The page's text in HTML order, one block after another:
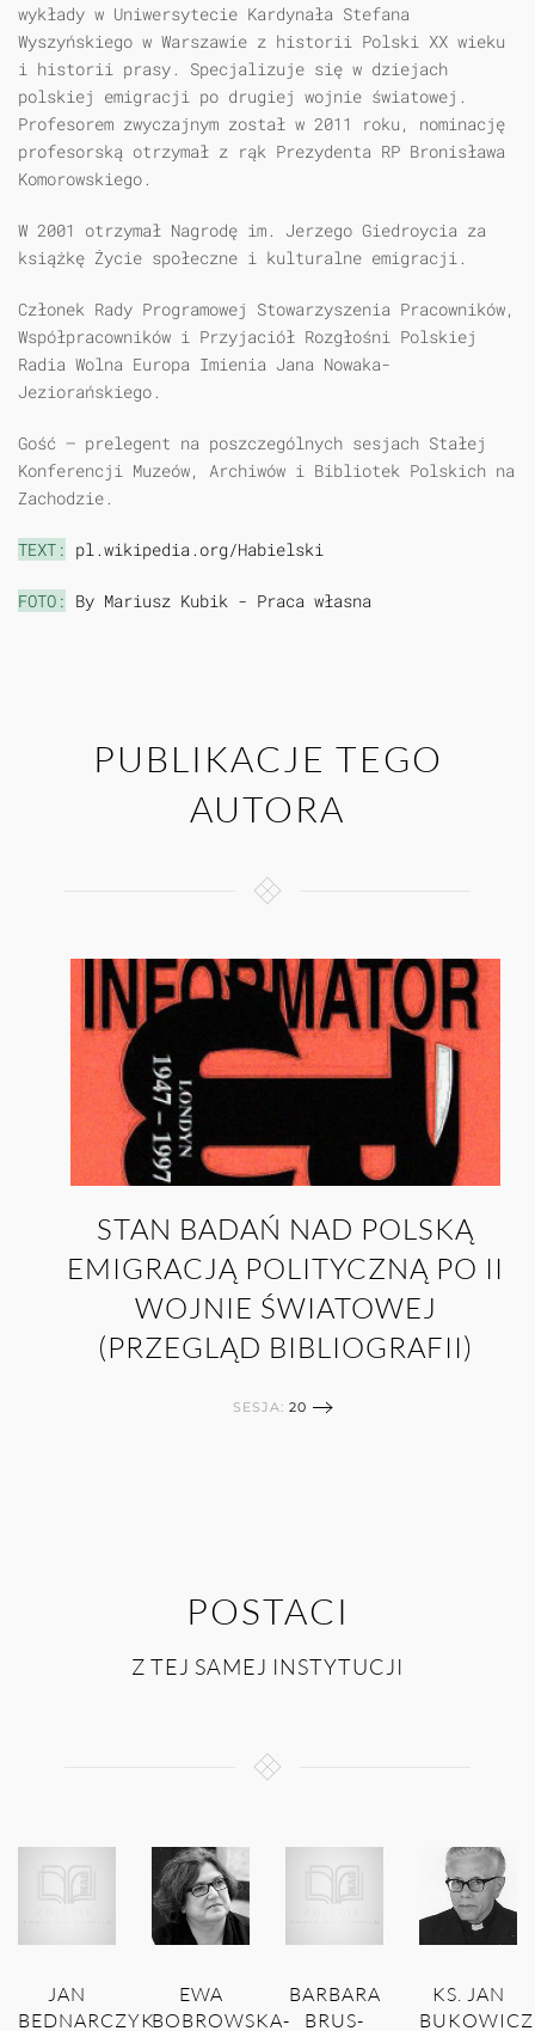
wykłady w Uniwersytecie Kardynała Stefana
Wyszyńskiego w Warszawie z historii Polski XX wieku
i historii prasy. Specjalizuje się w dziejach
polskiej emigracji po drugiej wojnie światowej.
Profesorem zwyczajnym został w 2011 roku, nominację
profesorską otrzymał z rąk Prezydenta RP Bronisława
Komorowskiego.
W 2001 otrzymał Nagrodę im. Jerzego Giedroycia za
książkę Życie społeczne i kulturalne emigracji.
Członek Rady Programowej Stowarzyszenia Pracowników,
Współpracowników i Przyjaciół Rozgłośni Polskiej
Radia Wolna Europa Imienia Jana Nowaka-
Jeziorańskiego.
Gość – prelegent na poszczególnych sesjach Stałej
Konferencji Muzeów, Archiwów i Bibliotek Polskich na
Zachodzie.
TEXT: pl.wikipedia.org/Habielski
FOTO: By Mariusz Kubik - Praca własna
PUBLIKACJE TEGO
AUTORA
STAN BADAŃ NAD POLSKĄ
EMIGRACJĄ POLITYCZNĄ PO II
WOJNIE ŚWIATOWEJ
(PRZEGLĄD BIBLIOGRAFII)
SESJA: 20
POSTACI
Z TEJ SAMEJ INSTYTUCJI
JAN
BEDNARCZYK
EWA
BOBROWSKA-
BARBARA
BRUS-
KS. JAN
BUKOWICZ